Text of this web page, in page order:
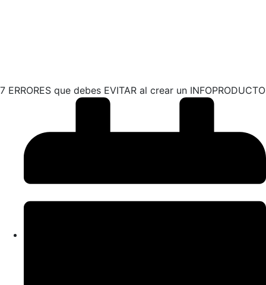
7 ERRORES que debes EVITAR al crear un INFOPRODUCTO